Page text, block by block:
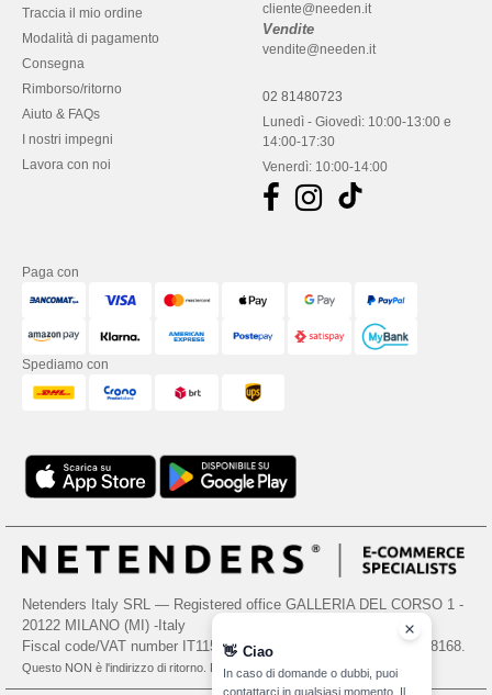
Traccia il mio ordine
Modalità di pagamento
Consegna
Rimborso/ritorno
Aiuto & FAQs
I nostri impegni
Lavora con noi
cliente@needen.it
Vendite
vendite@needen.it
02 81480723
Lunedì - Giovedì: 10:00-13:00 e
14:00-17:30
Venerdì: 10:00-14:00
Paga con
Spediamo con
Netenders Italy SRL — Registered office GALLERIA DEL CORSO 1 -
20122 MILANO (MI) -Italy
Fiscal code/VAT number IT11510210963 — REA number MI-2608168.
Questo NON è l'indirizzo di ritorno. Per i resi, vedere qui
👋 Ciao
In caso di domande o dubbi, puoi
contattarci in qualsiasi momento. Il